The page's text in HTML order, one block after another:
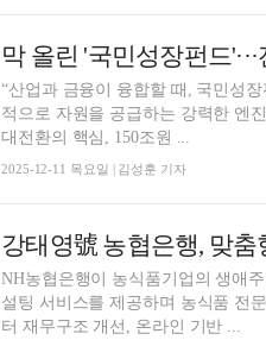
“산업과 금융이 융합할 때, 국민성
적으로 자원을 공급하는 강력한 엔
대전환의 핵심, 150조원 ...
2025-12-11 목요일 | 김성훈 기자
NH농협은행이 농식품기업의 생애
설팅 서비스를 제공하며 농식품 전
터 재무구조 개선, 온라인 기반 ...